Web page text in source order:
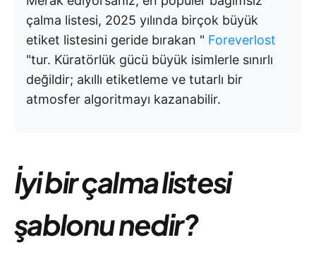
çalma listesi, 2025 yılında birçok büyük
etiket listesini geride bırakan " Foreverlost
"tur. Küratörlük gücü büyük isimlerle sınırlı
değildir; akıllı etiketleme ve tutarlı bir
atmosfer algoritmayı kazanabilir.
İyi bir çalma listesi
şablonu nedir?